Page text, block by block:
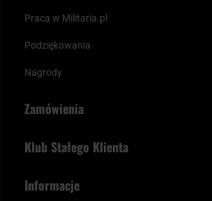
Praca w Militaria.pl
Podziękowania
Nagrody
Zamówienia
Paczka w weekend
Klub Stałego Klienta
Informacje